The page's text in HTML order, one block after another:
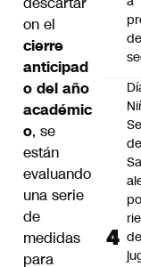
on el
cierre
anticipad
o del año
académic
o, se
están
evaluando
una serie
de
medidas
para
de
de
de